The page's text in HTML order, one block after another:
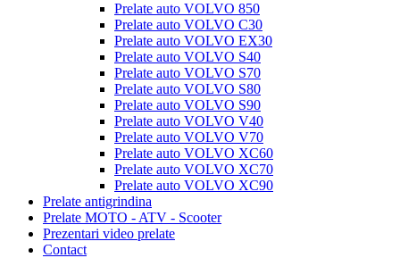
Prelate auto VOLVO 850
Prelate auto VOLVO C30
Prelate auto VOLVO EX30
Prelate auto VOLVO S40
Prelate auto VOLVO S70
Prelate auto VOLVO S80
Prelate auto VOLVO S90
Prelate auto VOLVO V40
Prelate auto VOLVO V70
Prelate auto VOLVO XC60
Prelate auto VOLVO XC70
Prelate auto VOLVO XC90
Prelate antigrindina
Prelate MOTO - ATV - Scooter
Prezentari video prelate
Contact